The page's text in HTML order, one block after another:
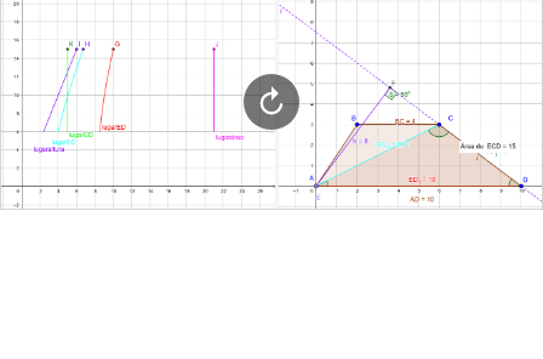
Abrir sesión